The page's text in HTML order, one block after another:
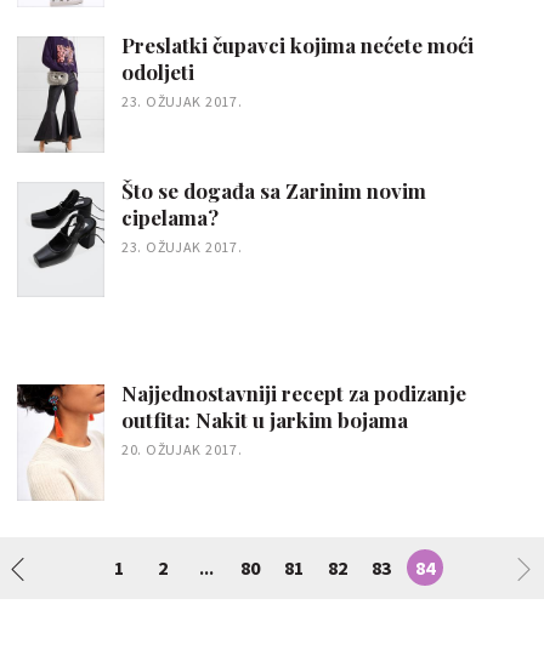
Preslatki čupavci kojima nećete moći
odoljeti
23. OŽUJAK 2017.
Što se događa sa Zarinim novim
cipelama?
23. OŽUJAK 2017.
Najjednostavniji recept za podizanje
outfita: Nakit u jarkim bojama
20. OŽUJAK 2017.
1 2 ... 80 81 82 83 84